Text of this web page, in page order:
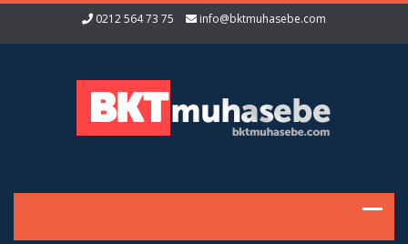
0212 564 73 75 info@bktmuhasebe.com